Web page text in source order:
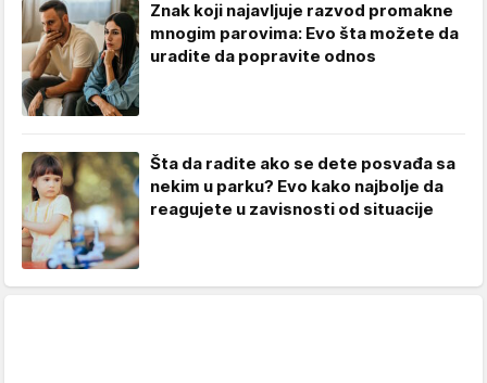
Znak koji najavljuje razvod promakne
mnogim parovima: Evo šta možete da
uradite da popravite odnos
Šta da radite ako se dete posvađa sa
nekim u parku? Evo kako najbolje da
reagujete u zavisnosti od situacije